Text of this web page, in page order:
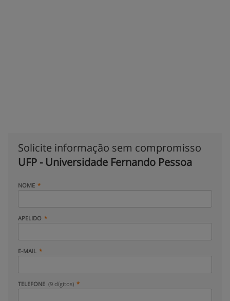
Solicite informação sem compromisso
UFP - Universidade Fernando Pessoa
NOME
APELIDO
E-MAIL
TELEFONE (9 dígitos)